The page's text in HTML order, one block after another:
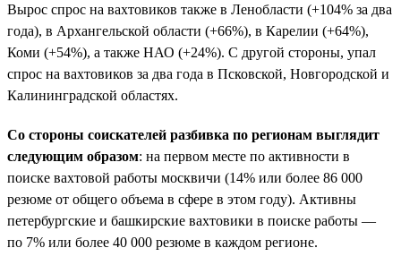
Вырос спрос на вахтовиков также в Ленобласти (+104% за два
года), в Архангельской области (+66%), в Карелии (+64%),
Коми (+54%), а также НАО (+24%). С другой стороны, упал
спрос на вахтовиков за два года в Псковской, Новгородской и
Калининградской областях.
Со стороны соискателей разбивка по регионам выглядит
следующим образом: на первом месте по активности в
поиске вахтовой работы москвичи (14% или более 86 000
резюме от общего объема в сфере в этом году). Активны
петербургские и башкирские вахтовики в поиске работы —
по 7% или более 40 000 резюме в каждом регионе.